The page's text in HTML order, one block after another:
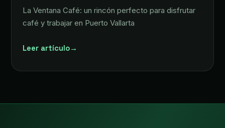
La Ventana Café: un rincón perfecto para disfrutar
café y trabajar en Puerto Vallarta
Leer artículo→